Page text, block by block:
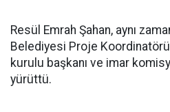
Resül Emrah Şahan, aynı
Belediyesi Proje
kurulu başkanı ve imar
yürüttü.